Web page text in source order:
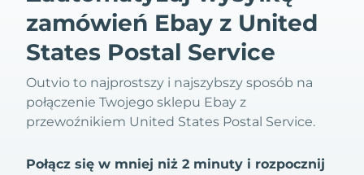
zamówień Ebay z United
States Postal Service
Outvio to najprostszy i najszybszy sposób na
połączenie Twojego sklepu Ebay z
przewoźnikiem United States Postal Service.
Połącz się w mniej niż 2 minuty i rozpocznij